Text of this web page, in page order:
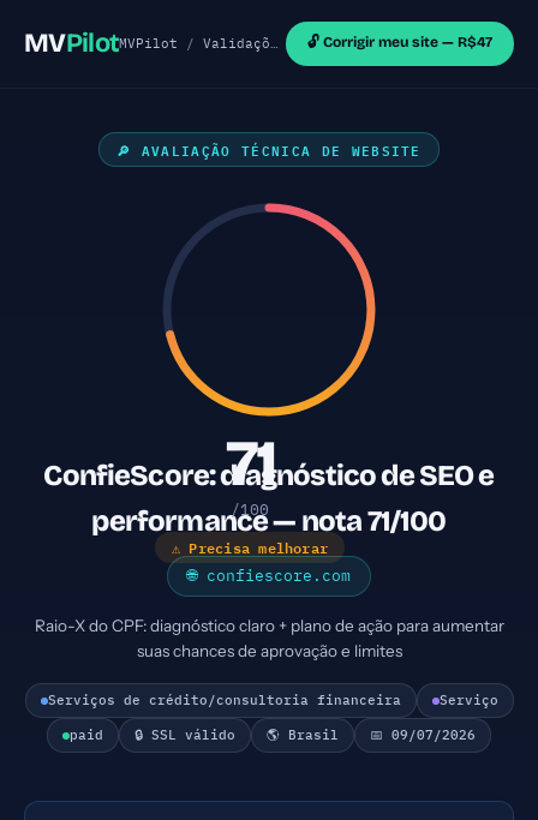
MVPilotMVPilot /Validações de MVP /Sites Astro/
🔓 Corrigir meu site — R$47
🔎 AVALIAÇÃO TÉCNICA DE WEBSITE
71
/100
⚠ Precisa melhorar
ConfieScore: diagnóstico de SEO e
performance — nota 71/100
🌐 confiescore.com
Raio-X do CPF: diagnóstico claro + plano de ação para aumentar
suas chances de aprovação e limites
Serviços de crédito/consultoria financeira Serviço
paid 🔒 SSL válido 🌎 Brasil 📅 09/07/2026